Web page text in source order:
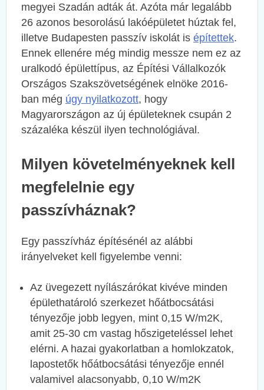
megyei Szadán adták át. Azóta már legalább
26 azonos besorolású lakóépületet húztak fel,
illetve Budapesten passzív iskolát is építettek.
Ennek ellenére még mindig messze nem ez az
uralkodó épülettípus, az Építési Vállalkozók
Országos Szakszövetségének elnöke 2016-
ban még úgy nyilatkozott, hogy
Magyarországon az új épületeknek csupán 2
százaléka készül ilyen technológiával.
Milyen követelményeknek kell
megfelelnie egy
passzívháznak?
Egy passzívház építésénél az alábbi
irányelveket kell figyelembe venni:
Az üvegezett nyílászárókat kivéve minden
épülethatároló szerkezet hőátbocsátási
tényezője jobb legyen, mint 0,15 W/m2K,
amit 25-30 cm vastag hőszigeteléssel lehet
elérni. A hazai gyakorlatban a homlokzatok,
lapostetők hőátbocsátási tényezője ennél
valamivel alacsonyabb, 0,10 W/m2K